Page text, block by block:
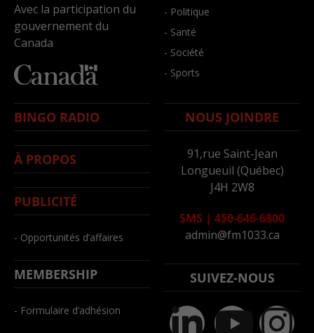
Avec la participation du
gouvernement du
Canada
- Politique
- Santé
- Société
- Sports
BINGO RADIO
À PROPOS
PUBLICITÉ
- Opportunités d’affaires
MEMBERSHIP
- Formulaire d’adhésion
NOUS JOINDRE
91,rue Saint-Jean
Longueuil (Québec)
J4H 2W8
SMS | 450-646-6800
admin@fm1033.ca
SUIVEZ-NOUS